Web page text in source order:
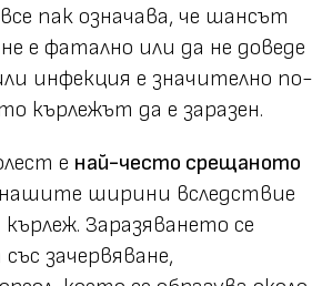
пак означава, че шансът
е фатално или да не доведе
инфекция е значително по-
кърлежът да е заразен.
е най-често срещаното
ширини вследствие
Заразяването се
зачервяване,